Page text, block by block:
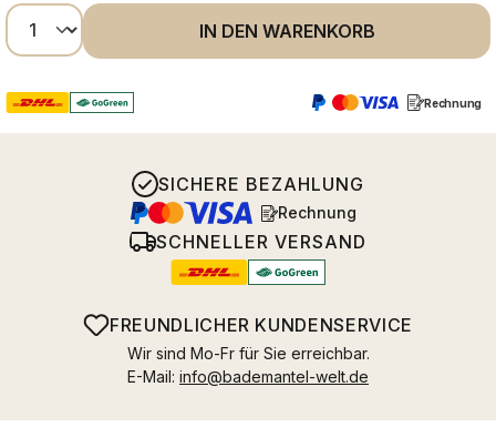
Produkt Anzahl: Gib den gewünschten
IN DEN WARENKORB
Rechnung
SICHERE BEZAHLUNG
Rechnung
SCHNELLER VERSAND
FREUNDLICHER KUNDENSERVICE
Wir sind Mo-Fr für Sie erreichbar.
E-Mail: info@bademantel-welt.de